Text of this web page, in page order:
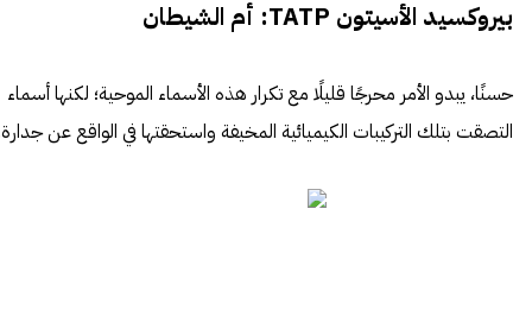
بيروكسيد الأسيتون TATP: أم الشيطان
حسنًا، يبدو الأمر محرجًا قليلًا مع تكرار هذه الأسماء الموحية؛ لكنها أسماء
التصقت بتلك التركيبات الكيميائية المخيفة واستحقتها في الواقع عن